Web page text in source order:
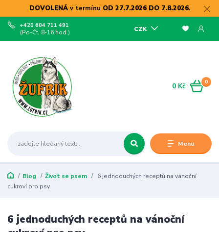
DOVOLENÁv termínu OD 27.7.2026 DO 7.8.2026.
Menu
CZK
+420 604 711 491
(Po-Čt, 8-16 hod.)
0
0 Kč
Blog Život se psem
6 jednoduchých receptů na vánoční
cukroví pro psy
6 jednoduchých receptů na vánoční